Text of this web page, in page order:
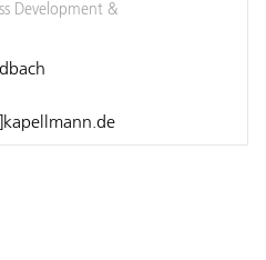
Development &